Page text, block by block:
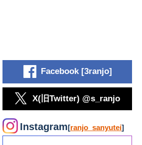
Facebook [3ranjo]
X(旧Twitter) @s_ranjo
Instagram[ranjo_sanyutei]